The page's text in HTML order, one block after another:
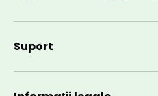
Suport